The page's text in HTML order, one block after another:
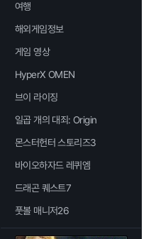
여행
해외게임정보
게임 영상
HyperX OMEN
브이 라이징
일곱 개의 대죄: Origin
몬스터헌터 스토리즈3
바이오하자드 레퀴엠
드래곤 퀘스트7
풋볼 매니저26